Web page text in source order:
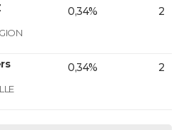
0,34% 2
0,34% 2